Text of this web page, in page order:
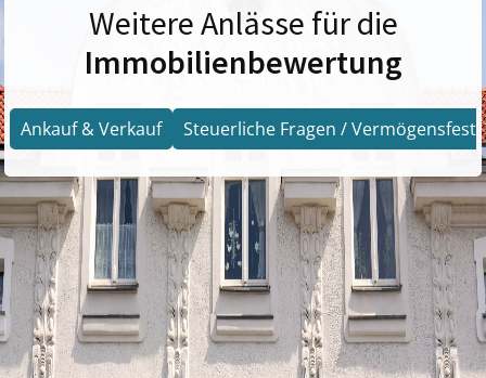
Weitere Anlässe für die
Immobilienbewertung
Ankauf & Verkauf Steuerliche Fragen /